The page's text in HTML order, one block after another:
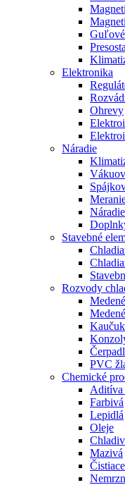
Elektronika
Ohrevy
Náradie
Stavebné
Rozvody
PVC
Chemické
Aditíva
Farbivá
Lepidlá
Oleje
Mazivá